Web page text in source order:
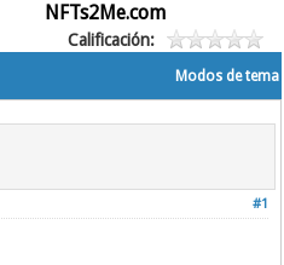
NFTs2Me.com
Calificación:
Modos de tema
#1